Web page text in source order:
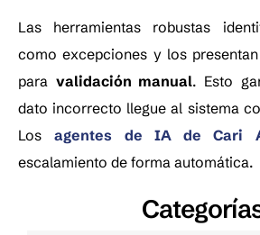
Las herramientas robustas
como excepciones y los
para validación manual. Esto
dato incorrecto llegue al sistema
Losagentes de IA de Cari
escalamiento de forma automática.